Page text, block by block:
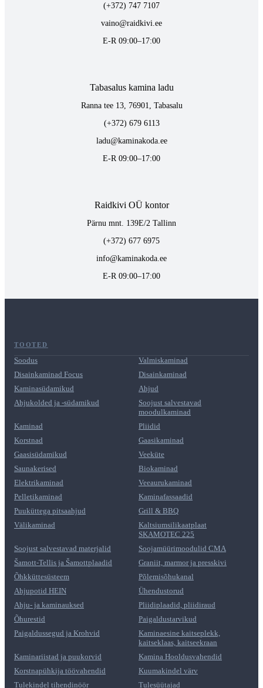
(+372) 747 7107
vaino@raidkivi.ee
E-R 09:00–17:00
Tabasalus kamina ladu
Ranna tee 13, 76901, Tabasalu
(+372) 679 6113
ladu@kaminakoda.ee
E-R 09:00–17:00
Raidkivi OÜ kontor
Pärnu mnt. 139E/2 Tallinn
(+372) 677 6975
info@kaminakoda.ee
E-R 09:00–17:00
TOOTED
Soodus
Valmiskaminad
Disainkaminad Focus
Disainkaminad
Kaminasüdamikud
Ahjud
Ahjukolded ja -südamikud
Soojust salvestavad
moodulkaminad
Kaminad
Pliidid
Korstnad
Gaasikaminad
Gaasisüdamikud
Veeküte
Saunakerised
Biokaminad
Elektrikaminad
Veeaurukaminad
Pelletikaminad
Kaminafassaadid
Puuküttega pitsaahjud
Grill & BBQ
Välikaminad
Kaltsiumsilikaatplaat
SKAMOTEC 225
Soojust salvestavad materjalid
Soojamüürimoodulid CMA
Šamott-Tellis ja Šamottplaadid
Graniit, marmor ja presskivi
Õhkküttesüsteem
Põlemisõhukanal
Ahjupotid HEIN
Ühendustorud
Ahju- ja kaminauksed
Pliidiplaadid, pliidiraud
Õhurestid
Paigaldustarvikud
Paigaldussegud ja Krohvid
Kaminaesine kaitseplekk,
kaitseklaas, kaitseekraan
Kaminariistad ja puukorvid
Kamina Hooldusvahendid
Korstnapühkija töövahendid
Kuumakindel värv
Tulekindel tihendinöör
Tulesüütajad